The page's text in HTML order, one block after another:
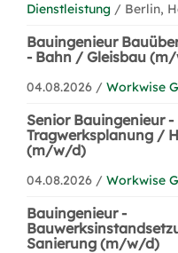
Dienstleistung / Berlin,
Bauingenieur
- Bahn / Gleisbau
04.08.2026 / Workwise
Senior Bauingenieur -
Tragwerksplanung /
(m/w/d)
04.08.2026 / Workwise
Bauingenieur -
Sanierung (m/w/d)